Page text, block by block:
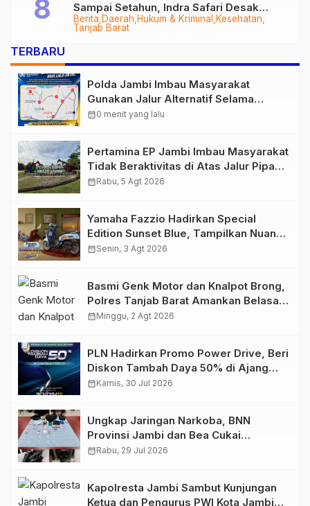
Berita Daerah Hukum & Kriminal
Kesehatan
Tanjab Barat
Sampai Setahun, Indra Safari Desak
Audit Menyeluruh
TERBARU
Polda Jambi Imbau Masyarakat
Gunakan Jalur Alternatif Selama
Pelaksanaan Presisi Merdeka Run
calendar_month0 menit yang lalu
Pertamina EP Jambi Imbau Masyarakat
Tidak Beraktivitas di Atas Jalur Pipa
Migas Demi Keselamatan Bersama
calendar_monthRabu, 5 Agt 2026
Yamaha Fazzio Hadirkan Special
Edition Sunset Blue, Tampilkan Nuansa
Retro Summer yang Semakin Skena
calendar_monthSenin, 3 Agt 2026
Basmi Genk Motor dan Knalpot Brong,
Polres Tanjab Barat Amankan Belasan
Kendaraan
calendar_monthMinggu, 2 Agt 2026
PLN Hadirkan Promo Power Drive, Beri
Diskon Tambah Daya 50% di Ajang
GIIAS 2026
calendar_monthKamis, 30 Jul 2026
Ungkap Jaringan Narkoba, BNN
Provinsi Jambi dan Bea Cukai
Amankan Sembilan Pelaku beserta
calendar_monthRabu, 29 Jul 2026
Kapolresta Jambi Sambut Kunjungan
Ketua dan Pengurus PWI Kota Jambi